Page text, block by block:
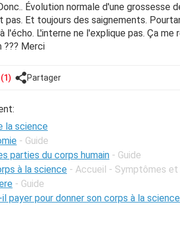
Évolution normale d'une grossesse
pas. Et toujours des saignements.
l'écho. L'interne ne l'explique pas. Ça me
??? Merci
Partager
la science
- Guide
parties du corps humain - Guide
à la science - Accueil - Symptômes
- Guide
payer pour donner son corps à la science